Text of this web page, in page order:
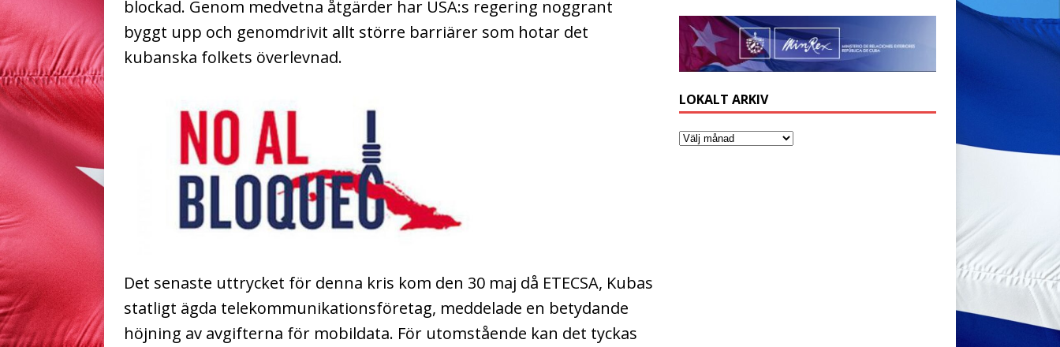
blockad. Genom medvetna åtgärder har USA:s regering noggrant
byggt upp och genomdrivit allt större barriärer som hotar det
kubanska folkets överlevnad.
Det senaste uttrycket för denna kris kom den 30 maj då ETECSA, Kubas
statligt ägda telekommunikationsföretag, meddelade en betydande
höjning av avgifterna för mobildata. För utomstående kan det tyckas
LOKALT ARKIV